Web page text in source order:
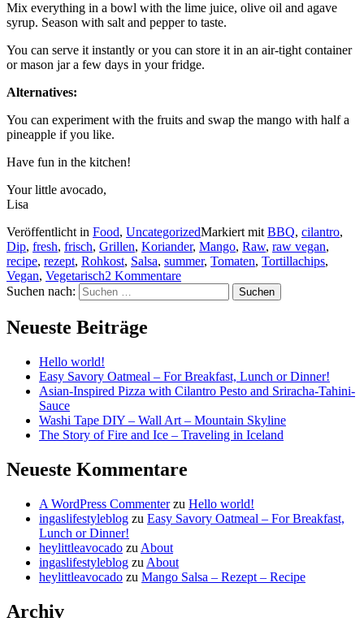
Mix everything in a bowl with the lime juice, olive oil and agave
syrup. Season with salt and pepper to taste.
You can serve it instantly or you can store it in an air-tight container
or mason jar a few days in your fridge.
Alternatives:
You can experiment with the fruits and swap the mango with half a
pineapple if you like.
Have fun in the kitchen!
Your little avocado,
Lisa
Veröffentlicht in Food, UncategorizedMarkiert mit BBQ, cilantro,
Dip, fresh, frisch, Grillen, Koriander, Mango, Raw, raw vegan,
recipe, rezept, Rohkost, Salsa, summer, Tomaten, Tortillachips,
Vegan, Vegetarisch2 Kommentare
Suchen nach:
Neueste Beiträge
Hello world!
Easy Savory Oatmeal – For Breakfast, Lunch or Dinner!
Asian-Inspired Pizza with Cilantro Pesto and Sriracha-Tahini-
Sauce
Washi Tape DIY – Wall Art – Mountain Skyline
The Story of Fire and Ice – Traveling in Iceland
Neueste Kommentare
A WordPress Commenterzu Hello world!
ingaslifestyleblog zu Easy Savory Oatmeal – For Breakfast,
Lunch or Dinner!
heylittleavocado zu About
ingaslifestyleblog zu About
heylittleavocado zu Mango Salsa – Rezept – Recipe
Archiv